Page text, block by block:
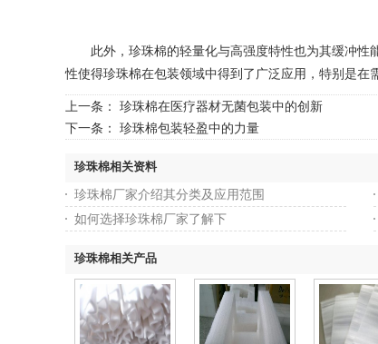
此外，珍珠棉的轻量化与高强度特性也为其缓冲性
性使得珍珠棉在包装领域中得到了广泛应用，特别是在
上一条： 珍珠棉在医疗器材无菌包装中的创新
下一条： 珍珠棉包装轻盈中的力量
珍珠棉相关资料
珍珠棉厂家介绍其分类及应用范围
如何选择珍珠棉厂家了解下
珍珠棉相关产品